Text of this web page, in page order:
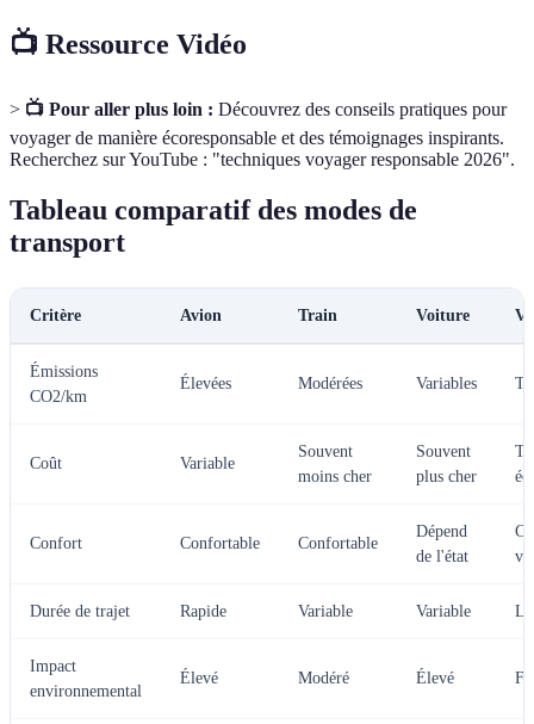
📺 Ressource Vidéo
> 📺 Pour aller plus loin : Découvrez des conseils pratiques pour
voyager de manière écoresponsable et des témoignages inspirants.
Recherchez sur YouTube : "techniques voyager responsable 2026".
Tableau comparatif des modes de
transport
Critère Avion Train Voiture
Émissions
CO2/km
Élevées Modérées Variables
Coût Variable
Souvent
moins cher
Souvent
plus cher
Confort Confortable Confortable
Dépend
de l'état
Durée de trajet Rapide Variable Variable
Impact
environnemental
Élevé Modéré Élevé